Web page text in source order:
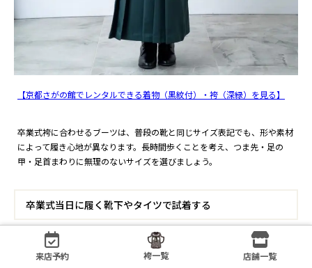
【京都さがの館でレンタルできる着物（黒紋付）・袴（深緑）を見る】
卒業式袴に合わせるブーツは、普段の靴と同じサイズ表記でも、形や素材
によって履き心地が異なります。長時間歩くことを考え、つま先・足の
甲・足首まわりに無理のないサイズを選びましょう。
卒業式当日に履く靴下やタイツで試着する
ブーツのサイズを確認するときは、卒業式当日に着用する予定の靴下やタ
イツを合わせて試し履きするのがおすすめです。
来店予約 袴一覧 店舗一覧